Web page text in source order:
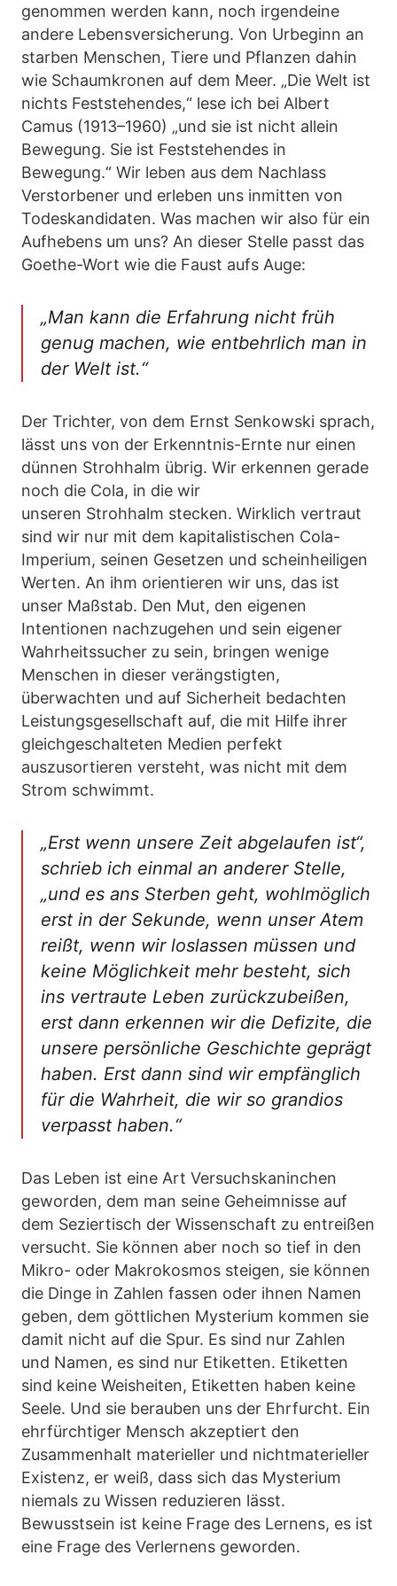
genommen werden kann, noch irgendeine
andere Lebensversicherung. Von Urbeginn an
starben Menschen, Tiere und Pflanzen dahin
wie Schaumkronen auf dem Meer. „Die Welt ist
nichts Feststehendes,“ lese ich bei Albert
Camus (1913–1960) „und sie ist nicht allein
Bewegung. Sie ist Feststehendes in
Bewegung.“ Wir leben aus dem Nachlass
Verstorbener und erleben uns inmitten von
Todeskandidaten. Was machen wir also für ein
Aufhebens um uns? An dieser Stelle passt das
Goethe-Wort wie die Faust aufs Auge:
„Man kann die Erfahrung nicht früh
genug machen, wie entbehrlich man in
der Welt ist.“
Der Trichter, von dem Ernst Senkowski sprach,
lässt uns von der Erkenntnis-Ernte nur einen
dünnen Strohhalm übrig. Wir erkennen gerade
noch die Cola, in die wir
unseren Strohhalm stecken. Wirklich vertraut
sind wir nur mit dem kapitalistischen Cola-
Imperium, seinen Gesetzen und scheinheiligen
Werten. An ihm orientieren wir uns, das ist
unser Maßstab. Den Mut, den eigenen
Intentionen nachzugehen und sein eigener
Wahrheitssucher zu sein, bringen wenige
Menschen in dieser verängstigten,
überwachten und auf Sicherheit bedachten
Leistungsgesellschaft auf, die mit Hilfe ihrer
gleichgeschalteten Medien perfekt
auszusortieren versteht, was nicht mit dem
Strom schwimmt.
„Erst wenn unsere Zeit abgelaufen ist“,
schrieb ich einmal an anderer Stelle,
„und es ans Sterben geht, wohlmöglich
erst in der Sekunde, wenn unser Atem
reißt, wenn wir loslassen müssen und
keine Möglichkeit mehr besteht, sich
ins vertraute Leben zurückzubeißen,
erst dann erkennen wir die Defizite, die
unsere persönliche Geschichte geprägt
haben. Erst dann sind wir empfänglich
für die Wahrheit, die wir so grandios
verpasst haben.“
Das Leben ist eine Art Versuchskaninchen
geworden, dem man seine Geheimnisse auf
dem Seziertisch der Wissenschaft zu entreißen
versucht. Sie können aber noch so tief in den
Mikro- oder Makrokosmos steigen, sie können
die Dinge in Zahlen fassen oder ihnen Namen
geben, dem göttlichen Mysterium kommen sie
damit nicht auf die Spur. Es sind nur Zahlen
und Namen, es sind nur Etiketten. Etiketten
sind keine Weisheiten, Etiketten haben keine
Seele. Und sie berauben uns der Ehrfurcht. Ein
ehrfürchtiger Mensch akzeptiert den
Zusammenhalt materieller und nichtmaterieller
Existenz, er weiß, dass sich das Mysterium
niemals zu Wissen reduzieren lässt.
Bewusstsein ist keine Frage des Lernens, es ist
eine Frage des Verlernens geworden.